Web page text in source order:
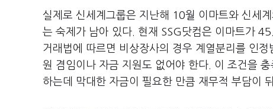
실제로 신세계그룹은 지난해 10월 이마트와 신세
는 숙제가 남아 있다. 현재 SSG닷컴은 이마트가
거래법에 따르면 비상장사의 경우 계열분리를 인
원 겸임이나 자금 지원도 없어야 한다. 이 조건을
하는데 막대한 자금이 필요한 만큼 재무적 부담이